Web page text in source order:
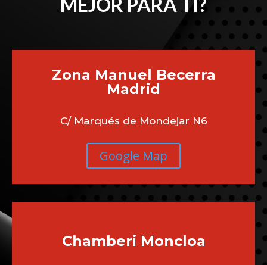
MEJOR PARA TI?
Zona Manuel Becerra
Madrid
C/ Marqués de Mondejar N6
Google Map
Chamberi Moncloa